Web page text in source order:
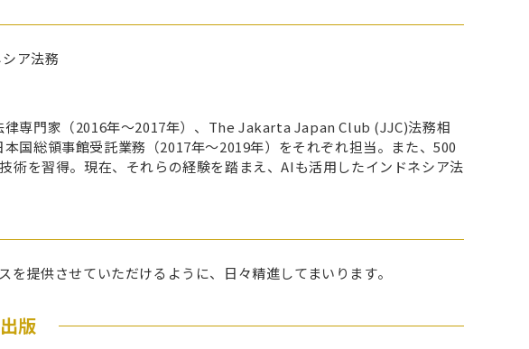
ア法務
専門家（2016年～2017年）、The Jakarta Japan Club (JJC)法務相
国総領事館受託業務（2017年～2019年）をそれぞれ担当。また、500
を習得。現在、それらの経験を踏まえ、AIも活用したインドネシア法
提供させていただけるように、日々精進してまいります。
版